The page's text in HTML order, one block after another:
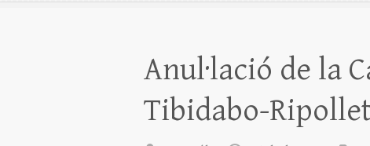
Anul·lació de la
Tibidabo-